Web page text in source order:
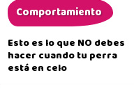
Comportamiento
Esto es lo que NO debes
hacer cuando tu perra
está en celo